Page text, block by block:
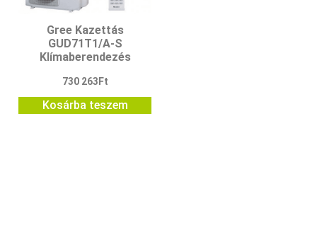
Gree Kazettás
GUD71T1/A-S
Klímaberendezés
730 263 Ft
Kosárba teszem